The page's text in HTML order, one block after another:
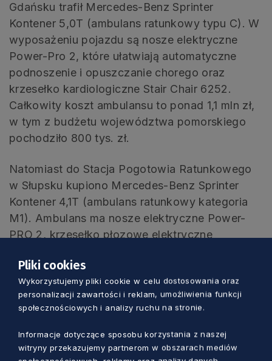
Gdańsku trafił Mercedes-Benz Sprinter
Kontener 5,0T (ambulans ratunkowy typu C). W
wyposażeniu pojazdu są nosze elektryczne
Power-Pro 2, które ułatwiają automatyczne
podnoszenie i opuszczanie chorego oraz
krzesełko kardiologiczne Stair Chair 6252.
Całkowity koszt ambulansu to ponad 1,1 mln zł,
w tym z budżetu województwa pomorskiego
pochodziło 800 tys. zł.
Natomiast do Stacja Pogotowia Ratunkowego
w Słupsku kupiono Mercedes-Benz Sprinter
Kontener 4,1T (ambulans ratunkowy kategoria
M1). Ambulans ma nosze elektryczne Power-
PRO 2, krzesełko płozowe elektryczne
oraz materac próżniowy. Materac ten służy do
unieruchomienia pacjenta w odpowiedniej
pozycji. Co ważne, dostosowuje się do ciała
pacjenta, jego twardość może być regulowana
przez dopompowywanie powietrza.
Ponadto, kupiono drugą parę noszy Power-
Pliki cookies
Wykorzystujemy pliki cookie w celu dostosowania oraz
personalizacji zawartości i reklam, umożliwienia funkcji
społecznościowych i analizy ruchu na stronie.
Informacje dotyczące sposobu korzystania z naszej
witryny przekazujemy partnerom w obszarach mediów